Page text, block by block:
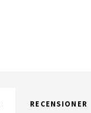
RECENSIONER